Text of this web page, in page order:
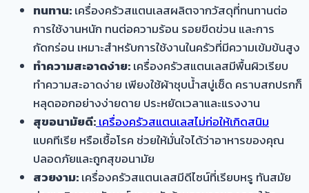
ทนทาน:เครื่องครัวสแตนเลสผลิตจากวัสดุที่ทนทานต่อ
การใช้งานหนัก ทนต่อความร้อน รอยขีดข่วน และการ
กัดกร่อน เหมาะสำหรับการใช้งานในครัวที่มีความเข้มข้นสูง
ทำความสะอาดง่าย:เครื่องครัวสแตนเลสมีพื้นผิวเรียบ
ทำความสะอาดง่าย เพียงใช้ผ้าชุบน้ำสบู่เช็ด คราบสกปรกก็
หลุดออกอย่างง่ายดาย ประหยัดเวลาและแรงงาน
สุขอนามัยดี:เครื่องครัวสแตนเลสไม่ก่อให้เกิดสนิม
แบคทีเรีย หรือเชื้อโรค ช่วยให้มั่นใจได้ว่าอาหารของคุณ
ปลอดภัยและถูกสุขอนามัย
สวยงาม:เครื่องครัวสแตนเลสมีดีไซน์ที่เรียบหรู ทันสมัย